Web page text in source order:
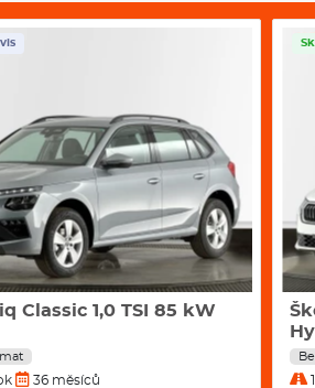
Délka
Rozvor
Objem kufru
Hmotnost
Classic 1,0 TSI 85 kW
36 měsíců